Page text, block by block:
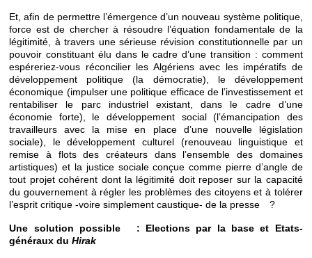
Et, afin de permettre l’émergence d’un nouveau système politique,
force est de chercher à résoudre l’équation fondamentale de la
légitimité, à travers une sérieuse révision constitutionnelle par un
pouvoir constituant élu dans le cadre d’une transition : comment
espéreriez-vous réconcilier les Algériens avec les impératifs de
développement politique (la démocratie), le développement
économique (impulser une politique efficace de l’investissement et
rentabiliser le parc industriel existant, dans le cadre d’une
économie forte), le développement social (l’émancipation des
travailleurs avec la mise en place d’une nouvelle législation
sociale), le développement culturel (renouveau linguistique et
remise à flots des créateurs dans l’ensemble des domaines
artistiques) et la justice sociale conçue comme pierre d’angle de
tout projet cohérent dont la légitimité doit reposer sur la capacité
du gouvernement à régler les problèmes des citoyens et à tolérer
l’esprit critique -voire simplement caustique- de la presse ?
Une solution possible : Elections par la base et Etats-
généraux du Hirak